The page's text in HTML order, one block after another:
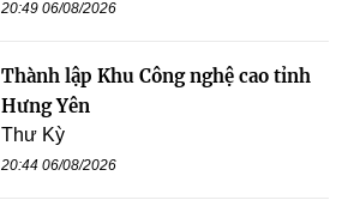
20:49 06/08/2026
Thành lập Khu Công nghệ cao tỉnh
Hưng Yên
Thư Kỳ
20:44 06/08/2026